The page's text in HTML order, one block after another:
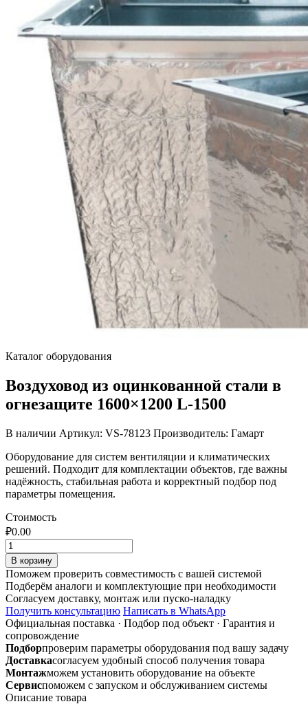
Каталог оборудования
Воздуховод из оцинкованной стали в
огнезащите 1600×1200 L-1500
В наличии Артикул: VS-78123 Производитель: Гамарт
Оборудование для систем вентиляции и климатических
решений. Подходит для комплектации объектов, где важны
надёжность, стабильная работа и корректный подбор под
параметры помещения.
Стоимость
₽0.00
Количество
товара
Воздуховод
из
оцинкованной
стали
в
огнезащите
1600x1200
L-
1500
В корзину
Поможем проверить совместимость с вашей системой
Подберём аналоги и комплектующие при необходимости
Согласуем доставку, монтаж или пуско-наладку
Получить консультацию Написать в WhatsApp
Официальная поставка · Подбор под объект · Гарантия и
сопровождение
Подборпроверим параметры оборудования под вашу задачу
Доставкасогласуем удобный способ получения товара
Монтажможем установить оборудование на объекте
Сервиспоможем с запуском и обслуживанием системы
Описание товара